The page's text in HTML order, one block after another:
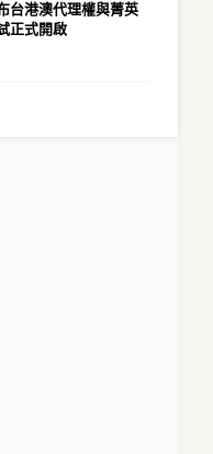
台港澳代理權與菁英
正式開啟